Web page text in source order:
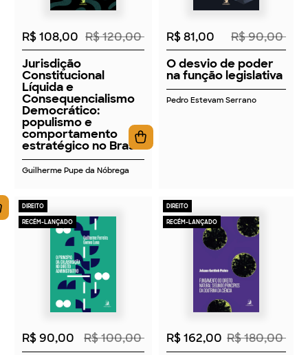
R$ 108,00 R$ 120,00
Jurisdição
Constitucional
Líquida e
Consequencialismo
Democrático:
populismo e
comportamento
estratégico no Brasil
Guilherme Pupe da Nóbrega
R$ 81,00
R$ 90,00
O desvio de poder
na função legislativa
Pedro Estevam Serrano
DIREITO
RECÉM-LANÇADO
2026
R$ 90,00
R$ 100,00
DIREITO
RECÉM-LANÇADO
2026
R$ 162,00 R$ 180,00